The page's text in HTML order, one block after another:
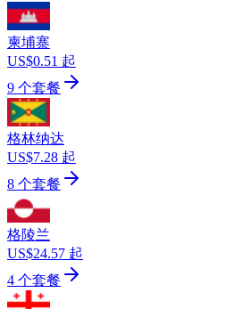
柬埔寨
US$0.51 起
9 个套餐
格林纳达
US$7.28 起
8 个套餐
格陵兰
US$24.57 起
4 个套餐